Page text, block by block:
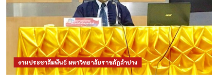
งานประชาสัมพันธ์ มหาวิทยาลัยราชภัฏลำปาง